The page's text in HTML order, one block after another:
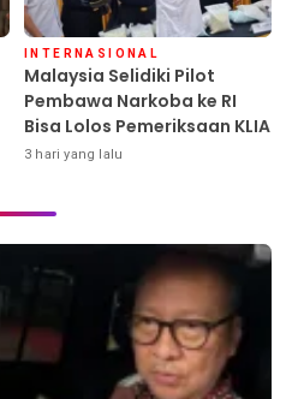
INTERNASIONAL
Malaysia Selidiki Pilot
Pembawa Narkoba ke RI
Bisa Lolos Pemeriksaan KLIA
3 hari yang lalu